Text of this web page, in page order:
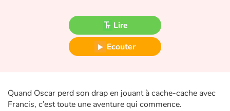
Princesses et princes, rois, reines et dragons
Ogres, monstres et sorcières
Écologie, nature, saisons
Lire
Ecouter
Quand Oscar perd son drap en jouant à cache-cache avec
Francis, c’est toute une aventure qui commence.